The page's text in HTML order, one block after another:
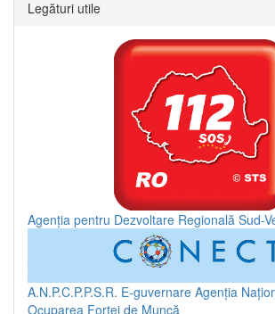
Legături utile
Agenția pentru Dezvoltare Regională Sud-
A.N.P.C.P.P.S.R. E-guvernare Agenția
Ocuparea Forței de Muncă